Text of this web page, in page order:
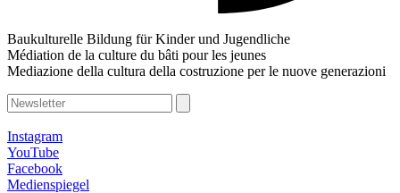
Baukulturelle Bildung für Kinder und Jugendliche
Médiation de la culture du bâti pour les jeunes
Mediazione della cultura della costruzione per le nuove generazioni
Instagram
YouTube
Facebook
Medienspiegel